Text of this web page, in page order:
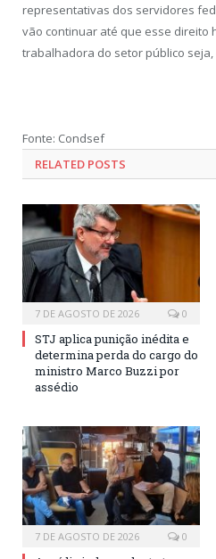
representativas dos servidores
vão continuar até que esse direito
trabalhadora do setor público
Fonte: Condsef
RELATED POSTS
7 DE AGOSTO DE 2026 0
STJ aplica punição inédita e
determina perda do cargo do
ministro Marco Buzzi por
assédio
7 DE AGOSTO DE 2026 0